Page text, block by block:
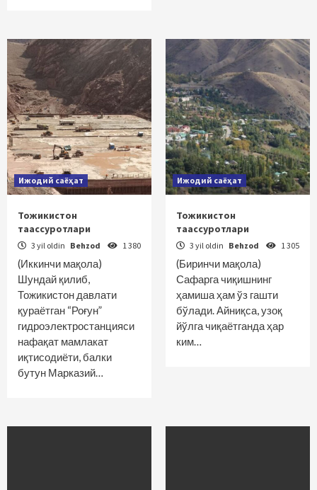
Ижодий саёҳат
Тожикистон
таассуротлари
3 yil oldin Behzod 1 380
(Иккинчи мақола)
Шундай қилиб,
Тожикистон давлати
қураётган “Роғун”
гидроэлектростанцияси
нафақат мамлакат
иқтисодиёти, балки
бутун Марказий…
Ижодий саёҳат
Тожикистон
таассуротлари
3 yil oldin Behzod 1 305
(Биринчи мақола)
Сафарга чиқишнинг
ҳамиша ҳам ўз гашти
бўлади. Айниқса, узоқ
йўлга чиқаётганда ҳар
ким…